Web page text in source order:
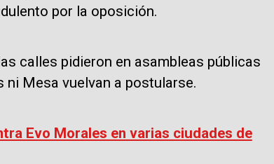
por la oposición.
calles pidieron en asambleas públicas
ni Mesa vuelvan a postularse.
Evo Morales en varias ciudades de